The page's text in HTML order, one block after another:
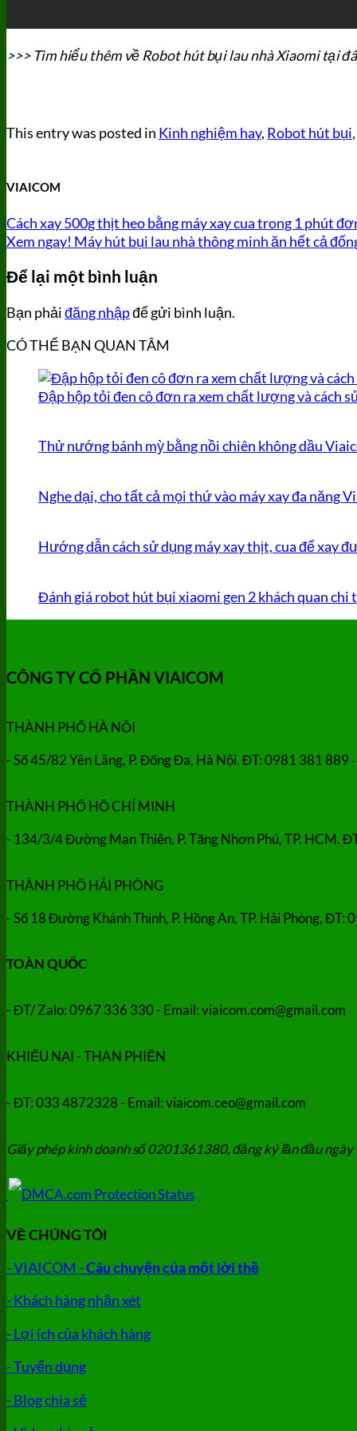
>>> Tìm hiểu thêm về Robot hút bụi lau nhà Xiaomi tại
This entry was posted in Kinh nghiệm hay, Robot hút bụi,
VIAICOM
Cách xay 500g thịt heo bằng máy xay cua trong 1 phút
Xem ngay! Máy hút bụi lau nhà thông minh ăn hết cả
Để lại một bình luận
Bạn phảiđăng nhậpđể gửi bình luận.
CÓ THỂ BẠN QUAN TÂM
Đập hộp tỏi đen cô đơn ra xem chất lượng và cách
Thử nướng bánh mỳ bằng nồi chiên không dầu
Nghe dại, cho tất cả mọi thứ vào máy xay đa năng
Hướng dẫn cách sử dụng máy xay thịt, cua để xay
Đánh giá robot hút bụi xiaomi gen 2 khách quan chi
CÔNG TY CỔ PHẦN VIAICOM
THÀNH PHỐ HÀ NỘI
- Số 45/82 Yên Lãng, P. Đống Đa, Hà Nội. ĐT: 0981 381 889
THÀNH PHỐ HỒ CHÍ MINH
- 134/3/4 Đường Man Thiện, P. Tăng Nhơn Phú, TP. HCM.
THÀNH PHỐ HẢI PHÒNG
- Số 18 Đường Khánh Thịnh, P. Hồng An, TP. Hải Phòng,
TOÀN QUỐC
- ĐT/ Zalo: 0967 336 330 - Email: viaicom.com@gmail.com
KHIẾU NẠI - THAN PHIỀN
- ĐT: 033 4872328 - Email: viaicom.ceo@gmail.com
Giấy phép kinh doanh số 0201361380, đăng ký lần đầu
VỀ CHÚNG TÔI
- VIAICOM -Câu chuyện của một lời thề
- Khách hàng nhận xét
- Lợi ích của khách hàng
- Tuyển dụng
- Blog chia sẻ